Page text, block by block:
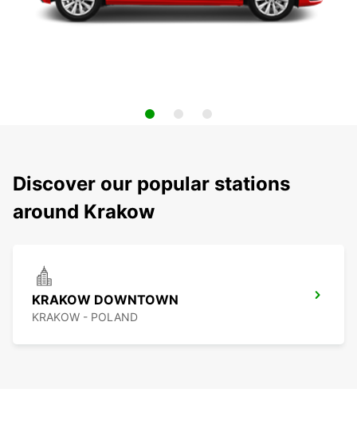
Discover our popular stations
around Krakow
KRAKOW DOWNTOWN
KRAKOW - POLAND